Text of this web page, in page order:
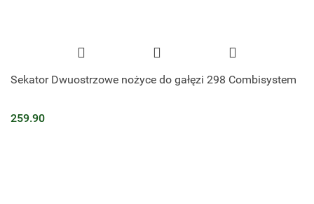
Sekator Dwuostrzowe nożyce do gałęzi 298 Combisystem
259.90